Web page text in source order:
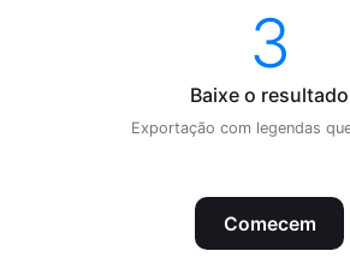
3
Baixe o resultado
Exportação com legendas
Comecem